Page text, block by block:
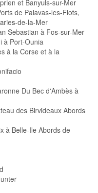
et Banyuls-sur-Mer
de Palavas-les-Flots,
de-la-Mer
Sebastian à Fos-sur-Mer
à Port-Ounia
à la Corse et à la
Du Bec d'Ambès à
des Birvideaux Abords
à Belle-Ile Abords de